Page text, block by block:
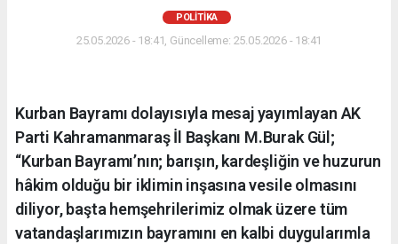
POLİTİKA
25.05.2026 - 18:41, Güncelleme: 25.05.2026 - 18:41
Kurban Bayramı dolayısıyla mesaj yayımlayan AK
Parti Kahramanmaraş İl Başkanı M.Burak Gül;
“Kurban Bayramı’nın; barışın, kardeşliğin ve huzurun
hâkim olduğu bir iklimin inşasına vesile olmasını
diliyor, başta hemşehrilerimiz olmak üzere tüm
vatandaşlarımızın bayramını en kalbi duygularımla